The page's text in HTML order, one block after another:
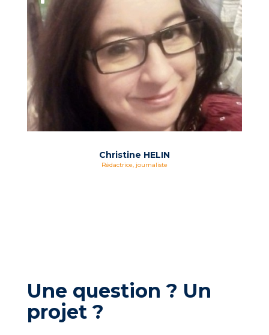
Christine HELIN
Rédactrice, journaliste
Une question ? Un
projet ?